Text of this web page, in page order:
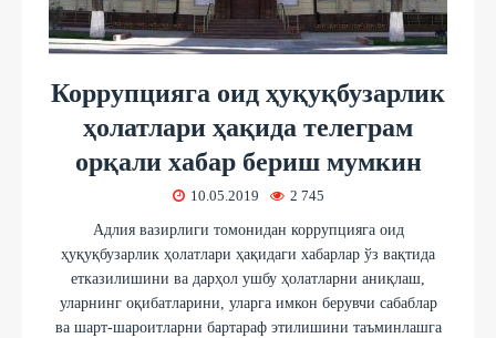
Коррупцияга оид ҳуқуқбузарлик
ҳолатлари ҳақида телеграм
орқали хабар бериш мумкин
10.05.2019 2 745
Адлия вазирлиги томонидан коррупцияга оид
ҳуқуқбузарлик ҳолатлари ҳақидаги хабарлар ўз вақтида
етказилишини ва дарҳол ушбу ҳолатларни аниқлаш,
уларнинг оқибатларини, уларга имкон берувчи сабаблар
ва шарт-шароитларни бартараф этилишини таъминлашга